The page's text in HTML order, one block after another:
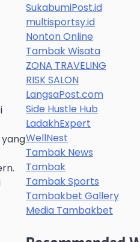
SukabumiPost.id
multisportsy.id
Nonton Online
Tambak Wisata
ZONA TRAVELING
RISK SALON
LangsaPost.com
Side Hustle Hub
LadakhExpert
WellNest
Tambak News
Tambak
Tambak Sports
Tambakbet Gallery
Media Tambakbet